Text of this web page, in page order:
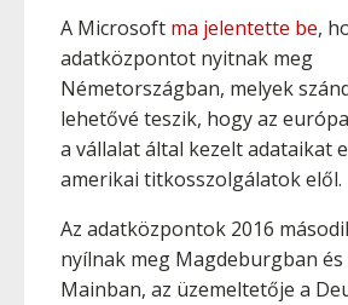
A Microsoft ma jelentette be,
adatközpontot nyitnak meg
Németországban, melyek
lehetővé teszik, hogy az
a vállalat által kezelt adataikat
amerikai titkosszolgálatok elől.
Az adatközpontok 2016
nyílnak meg Magdeburgban
Mainban, az üzemeltetője a